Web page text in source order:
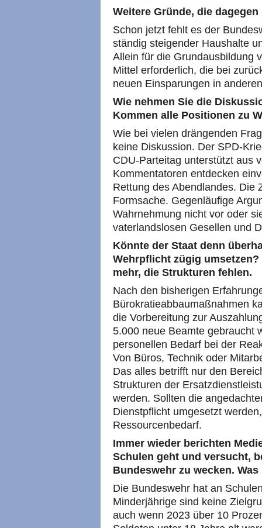
Weitere Gründe, die
Schon jetzt fehlt es der
ständig steigender Haushalte
Allein für die Grundausbildung
Mittel erforderlich, die bei
neuen Einsparungen in
Wie nehmen Sie die
Kommen alle Positionen zu
Wie bei vielen drängenden
keine Diskussion. Der SPD-
CDU-Parteitag unterstützt aus
Kommentatoren entdecken
Rettung des Abendlandes. Die
Formsache. Gegenläufige
Wahrnehmung nicht vor oder
vaterlandslosen Gesellen und
Könnte der Staat denn
Wehrpflicht zügig
mehr, die Strukturen fehlen.
Nach den bisherigen
Bürokratieabbaumaßnahmen
die Vorbereitung zur
5.000 neue Beamte gebraucht
personellen Bedarf bei der
Von Büros, Technik oder
Das alles betrifft nur den
Strukturen der
werden. Sollten die
Dienstpflicht umgesetzt
Ressourcenbedarf.
Immer wieder berichten
Schulen geht und versucht,
Bundeswehr zu wecken.
Die Bundeswehr hat an
Minderjährige sind keine
auch wenn 2023 über 10